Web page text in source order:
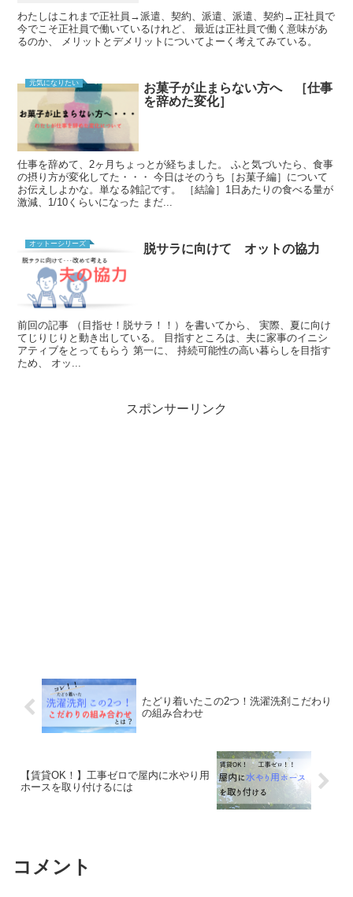
わたしはこれまで正社員→派遣、契約、派遣、派遣、契約→正社員で
今でこそ正社員で働いているけれど、 最近は正社員で働く意味があ
るのか、 メリットとデメリットについてよーく考えてみている。
元気になりたい
お菓子が止まらない方へ ［仕事
を辞めた変化］
仕事を辞めて、2ヶ月ちょっとが経ちました。 ふと気づいたら、食事
の摂り方が変化してた・・・ 今日はそのうち［お菓子編］について
お伝えしよかな。単なる雑記です。 ［結論］1日あたりの食べる量が
激減、1/10くらいになった まだ...
オットーシリーズ 脱サラに向けて オットの協力
前回の記事 （目指せ！脱サラ！！）を書いてから、 実際、夏に向け
てじりじりと動き出している。 目指すところは、夫に家事のイニシ
アティブをとってもらう 第一に、 持続可能性の高い暮らしを目指す
ため、 オッ...
スポンサーリンク
たどり着いたこの2つ！洗濯洗剤こだわり
の組み合わせ
【賃貸OK！】工事ゼロで屋内に水やり用
ホースを取り付けるには
コメント